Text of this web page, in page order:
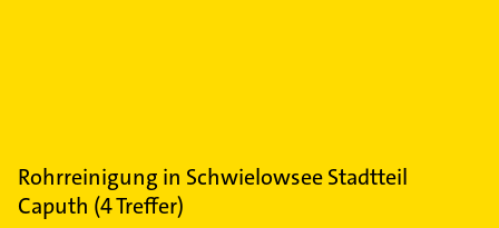
Rohrreinigung in Schwielowsee Stadtteil
Caputh (4Treffer)